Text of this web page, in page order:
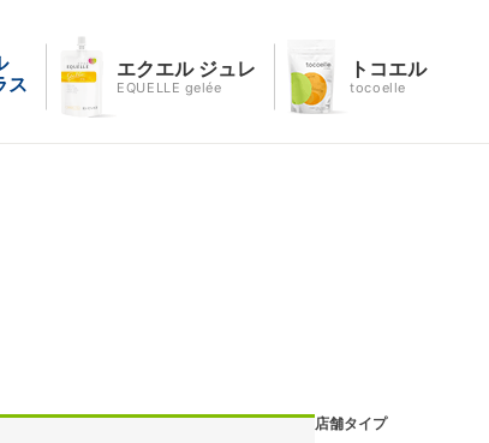
ス
エクエル ジュレ
EQUELLE gelée
トコエル
tocoelle
店舗タイプ